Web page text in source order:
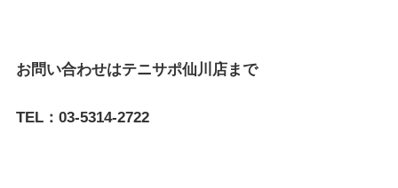
お問い合わせはテニサポ仙川店まで
TEL：03-5314-2722